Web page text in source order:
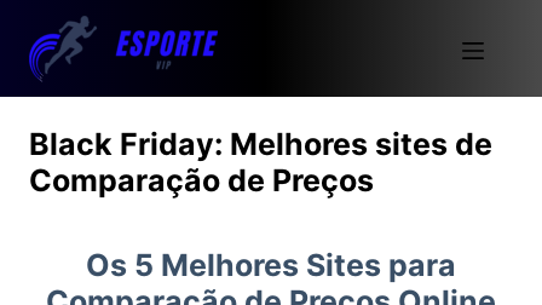
Black Friday: Melhores sites de
Comparação de Preços
Os 5 Melhores Sites para